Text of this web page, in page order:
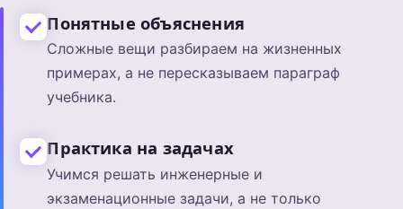
Понятные объяснения
Сложные вещи разбираем на жизненных
примерах, а не пересказываем параграф
учебника.
Практика на задачах
Учимся решать инженерные и
экзаменационные задачи, а не только